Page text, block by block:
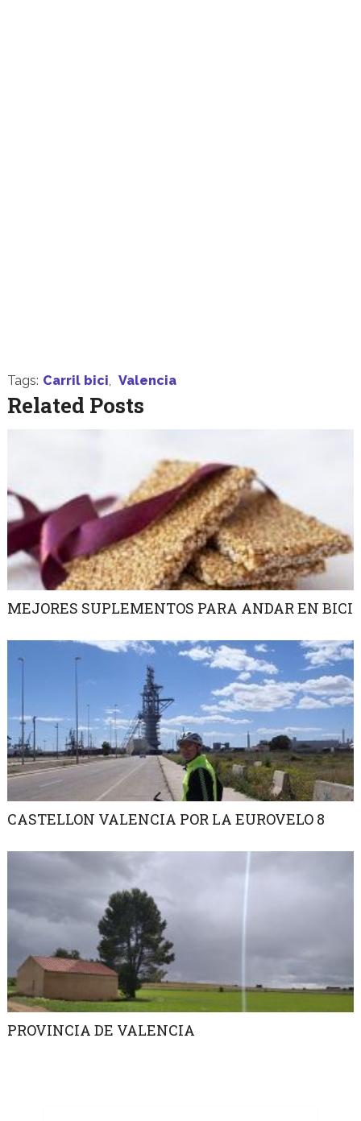
Tags: Carril bici Valencia
Related Posts
MEJORES SUPLEMENTOS PARA ANDAR EN BICI
CASTELLON VALENCIA POR LA EUROVELO 8
PROVINCIA DE VALENCIA